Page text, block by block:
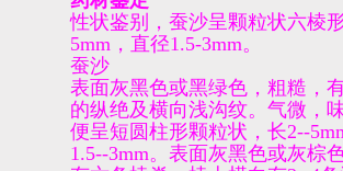
性状鉴别，蚕沙呈颗粒状六棱
5mm，直径1.5-3mm。
蚕沙
表面灰黑色或黑绿色，粗糙，
的纵绝及横向浅沟纹。气微，
便呈短圆柱形颗粒状，长2--
1.5--3mm。表面灰黑色或灰棕